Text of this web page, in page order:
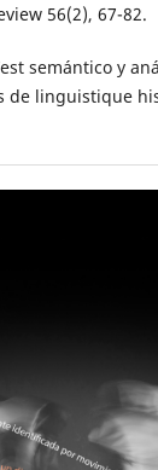
56(2), 67-82.
semántico y
de linguistique